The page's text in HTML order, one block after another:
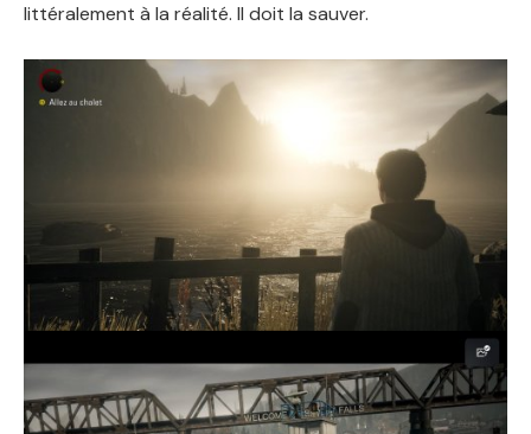
littéralement à la réalité. Il doit la sauver.